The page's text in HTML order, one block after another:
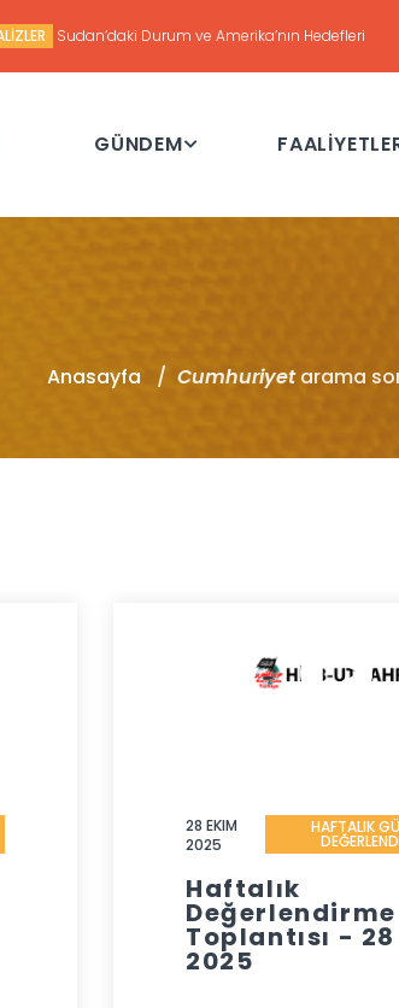
GÜNDEM
Anasayfa Cumhuriyetarama
28 EKIM
2025
HAFTALIK
Haftalık
Değerlendirme
Toplantısı -
2025